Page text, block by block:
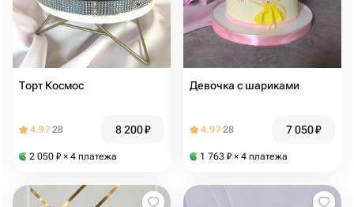
Торт Космос
4.9728 8 200₽
2 050 ₽ × 4 платежа
Девочка с шариками
4.9728 7 050₽
1 763 ₽ × 4 платежа